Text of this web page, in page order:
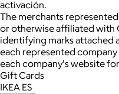
activación.
The merchants
or otherwise affiliated with
identifying marks attached
each represented
each company's website
Gift Cards
IKEA ES